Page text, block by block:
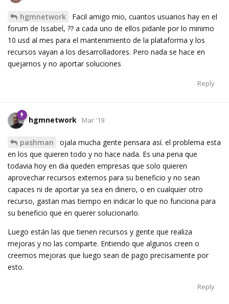
hgmnetwork
Facil amigo mio, cuantos usuarios hay en el
forum de Issabel, ?? a cada uno de ellos pidanle por lo minimo
10 usd al mes para el mantenimiento de la plataforma y los
recursos vayan a los desarrolladores. Pero nada se hace en
quejarnos y no aportar soluciones
Reply
hgmnetwork Mar '19
pashman
ojala mucha gente pensara así. el problema esta
en los que quieren todo y no hace nada. Es una pena que
todavia hoy en dia queden empresas que solo quieren
aprovechar recursos externos para su beneficio y no sean
capaces ni de aportar ya sea en dinero, o en cualquier otro
recurso, gastan mas tiempo en indicar lo que no funciona para
su beneficio que en querer solucionarlo.
Luego están las que tienen recursos y gente que realiza
mejoras y no las comparte. Entiendo que algunos creen o
creemos mejoras que luego sean de pago precisamente por
esto.
Reply